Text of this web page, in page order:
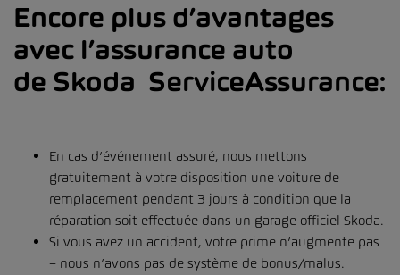
Encore plus d’avantages
avec l’assurance auto
de Skoda ServiceAssurance:
En cas d’événement assuré, nous mettons
gratuitement à votre disposition une voiture de
remplacement pendant 3 jours à condition que la
réparation soit effectuée dans un garage officiel Skoda.
Si vous avez un accident, votre prime n’augmente pas
– nous n’avons pas de système de bonus/malus.